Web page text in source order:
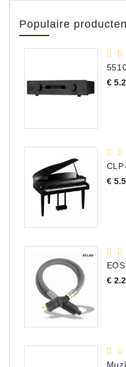
Populaire producten
€
€
€